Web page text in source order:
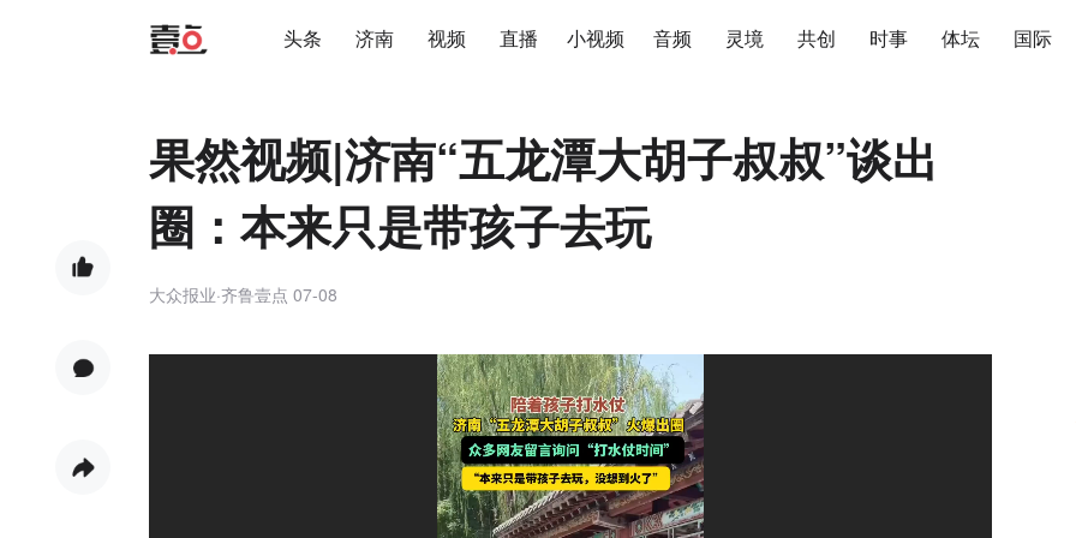
头条 济南 视频 直播 小视频 音频 灵境 共创 时事 体坛 国际
果然视频|济南“五龙潭大胡子叔叔”谈出
圈：本来只是带孩子去玩
大众报业·齐鲁壹点 07-08